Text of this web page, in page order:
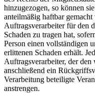
hinzugezogen, so können
anteilmäßig haftbar
Auftragsverarbeiter für den
Schaden zu tragen hat,
Person einen vollständigen
erlittenen Schaden erhält.
Auftragsverarbeiter, der den
anschließend ein
Verarbeitung beteiligte
anstrengen.